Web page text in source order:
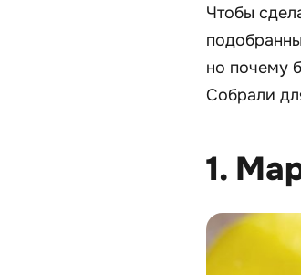
Чтобы
но почему
Собрали
1.